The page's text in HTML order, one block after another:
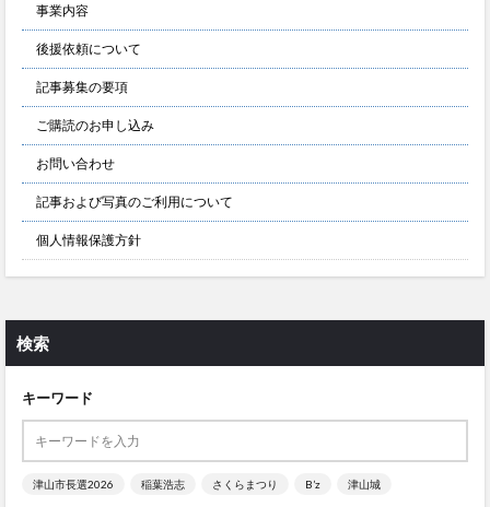
事業内容
後援依頼について
記事募集の要項
ご購読のお申し込み
お問い合わせ
記事および写真のご利用について
個人情報保護方針
検索
キーワード
津山市長選2026 稲葉浩志 さくらまつり B’z 津山城